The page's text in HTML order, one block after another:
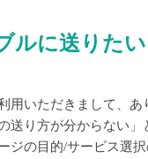
ルに送りた
いただきまして、
り方が分からない
ジの目的/サービス選